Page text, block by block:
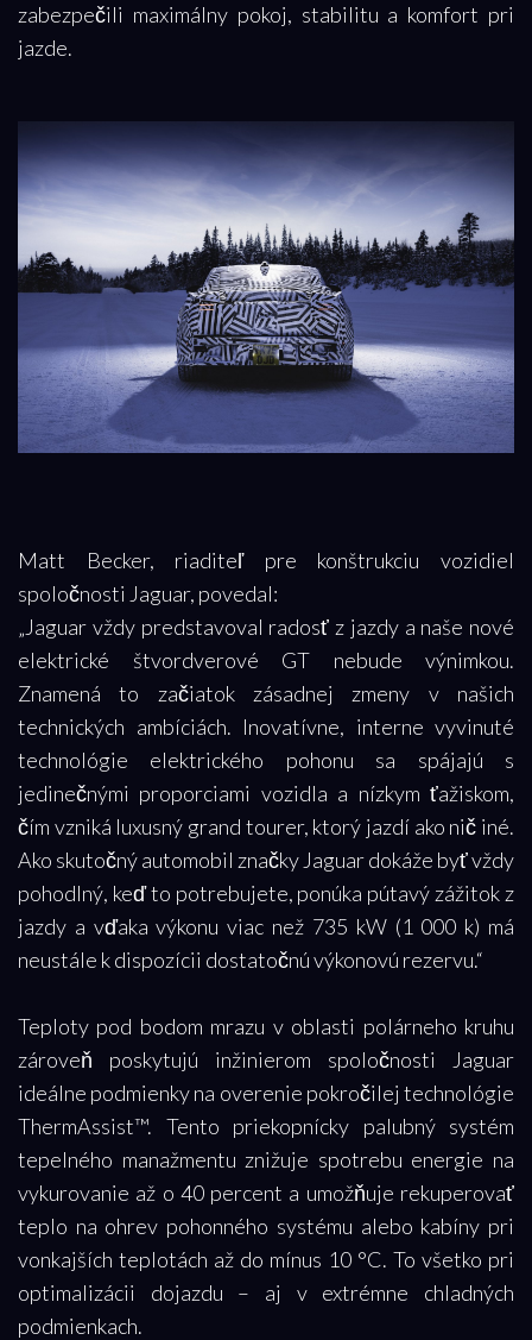
zabezpečili maximálny pokoj, stabilitu a komfort pri
jazde.
Matt Becker, riaditeľ pre konštrukciu vozidiel
spoločnosti Jaguar, povedal:
„Jaguar vždy predstavoval radosť z jazdy a naše nové
elektrické štvordverové GT nebude výnimkou.
Znamená to začiatok zásadnej zmeny v našich
technických ambíciách. Inovatívne, interne vyvinuté
technológie elektrického pohonu sa spájajú s
jedinečnými proporciami vozidla a nízkym ťažiskom,
čím vzniká luxusný grand tourer, ktorý jazdí ako nič iné.
Ako skutočný automobil značky Jaguar dokáže byť vždy
pohodlný, keď to potrebujete, ponúka pútavý zážitok z
jazdy a vďaka výkonu viac než 735 kW (1 000 k) má
neustále k dispozícii dostatočnú výkonovú rezervu.“
Teploty pod bodom mrazu v oblasti polárneho kruhu
zároveň poskytujú inžinierom spoločnosti Jaguar
ideálne podmienky na overenie pokročilej technológie
ThermAssist™. Tento priekopnícky palubný systém
tepelného manažmentu znižuje spotrebu energie na
vykurovanie až o 40 percent a umožňuje rekuperovať
teplo na ohrev pohonného systému alebo kabíny pri
vonkajších teplotách až do mínus 10 °C. To všetko pri
optimalizácii dojazdu – aj v extrémne chladných
podmienkach.